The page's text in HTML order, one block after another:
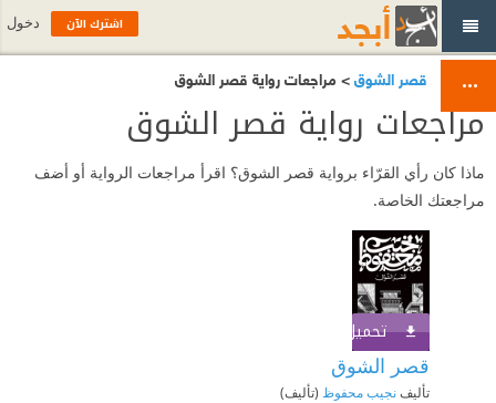
قصر الشوق> مراجعات رواية قصر الشوق
مراجعات رواية قصر الشوق
ماذا كان رأي القرّاء برواية قصر الشوق؟ اقرأ مراجعات الرواية أو أضف
مراجعتك الخاصة.
تحميل الكتاب
قصر الشوق
تأليفنجيب محفوظ (تأليف)
اشترك الآن دخول